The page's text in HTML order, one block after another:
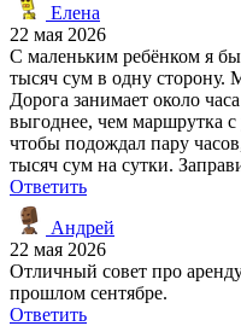
Елена
22 мая 2026
С маленьким ребёнком я
тысяч сум в одну сторону.
Дорога занимает около
выгоднее, чем маршрутка
чтобы подождал пару
тысяч сум на сутки.
Ответить
Андрей
22 мая 2026
Отличный совет про
прошлом сентябре.
Ответить